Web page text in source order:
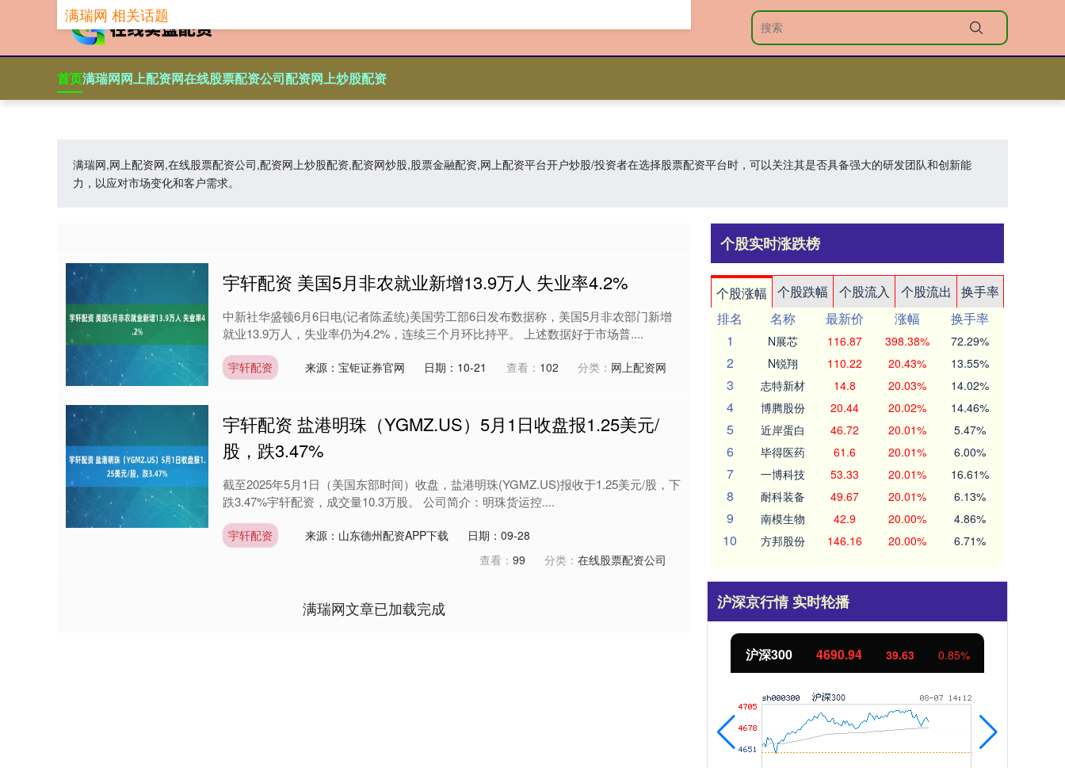
首页满瑞网网上配资网在线股票配资公司配资网上炒股配资
满瑞网,网上配资网,在线股票配资公司,配资网上炒股配资,配资网炒股,股票金融配资,网上配资平台开户炒股/投资者在选择股票配资平台时，可以关注其是否具备强大的研发团队和创新能
力，以应对市场变化和客户需求。
满瑞网 相关话题
宇轩配资 美国5月非农就业新增13.9万人 失业率4.2%
中新社华盛顿6月6日电(记者陈孟统)美国劳工部6日发布数据称，美国5月非农部门新增
就业13.9万人，失业率仍为4.2%，连续三个月环比持平。 上述数据好于市场普....
宇轩配资 来源：宝钜证券官网 日期：10-21 查看： 102 分类： 网上配资网
宇轩配资 盐港明珠（YGMZ.US）5月1日收盘报1.25美元/
股，跌3.47%
截至2025年5月1日（美国东部时间）收盘，盐港明珠(YGMZ.US)报收于1.25美元/股，下
跌3.47%宇轩配资，成交量10.3万股。 公司简介：明珠货运控....
宇轩配资 来源：山东德州配资APP下载
日期：09-28
查看： 99 分类： 在线股票配资公司
满瑞网文章已加载完成
个股实时涨跌榜
个股涨幅 个股跌幅 个股流入 个股流出
换手率
排名
名称 最新价 涨幅
换手率
1
N展芯 116.87 398.38% 72.29%
2 N锐翔 110.22 20.43% 13.55%
3 志特新材 14.8 20.03% 14.02%
4 博腾股份 20.44 20.02% 14.46%
5 近岸蛋白 46.72 20.01% 5.47%
6 毕得医药 61.6 20.01% 6.00%
7 一博科技 53.33 20.01% 16.61%
8 耐科装备 49.67 20.01% 6.13%
9 南模生物 42.9 20.00% 4.86%
10 方邦股份 146.16 20.00% 6.71%
沪深京行情 实时轮播
北证50 1133.17 10.29 0.92%